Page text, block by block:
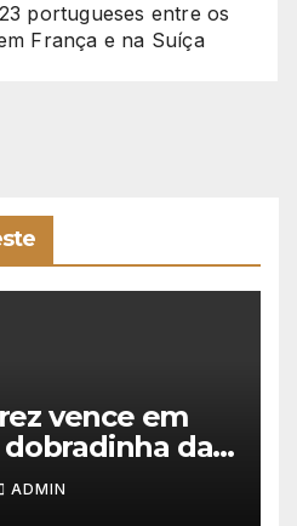
portugueses entre os
França e na Suíça
vence em
dobradinha da
ADMIN